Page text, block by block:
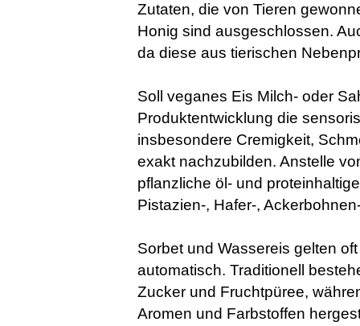
Zutaten, die von Tieren
Honig sind ausgeschlossen.
da diese aus tierischen
Soll veganes Eis Milch- oder
Produktentwicklung die
insbesondere Cremigkeit,
exakt nachzubilden. Anstelle
pflanzliche öl- und
Pistazien-, Hafer-,
Sorbet und Wassereis gelten
automatisch. Traditionell
Zucker und Fruchtpüree,
Aromen und Farbstoffen